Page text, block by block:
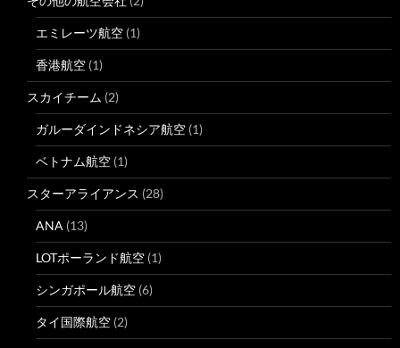
エミレーツ航空 (1)
香港航空 (1)
スカイチーム (2)
ガルーダインドネシア航空 (1)
ベトナム航空 (1)
スターアライアンス (28)
ANA (13)
LOTポーランド航空 (1)
シンガポール航空 (6)
タイ国際航空 (2)